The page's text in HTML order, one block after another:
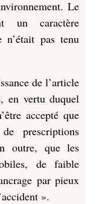
Le
un caractère
n’était pas tenu
de l’article
en vertu duquel
accepté que
prescriptions
outre, que les
de faible
par pieux
».